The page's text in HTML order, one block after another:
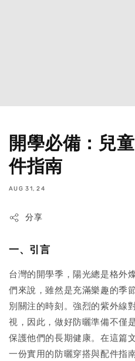
開學必備：兒
件指南
AUG 31, 24
分享
一、引言
台灣的開學季，陽光總是格外
們來說，雖然是充滿樂趣的季
別關注的時刻。強烈的紫外線
視，因此，做好防曬準備不僅
保護他們的長期健康。在這篇
一份實用的防曬穿搭與配件指